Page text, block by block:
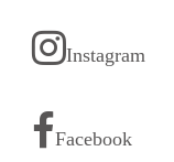
Instagram
Facebook